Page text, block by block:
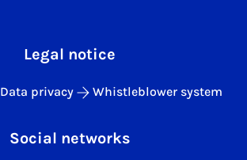
Legal notice
Data privacy Whistleblower system
Social networks